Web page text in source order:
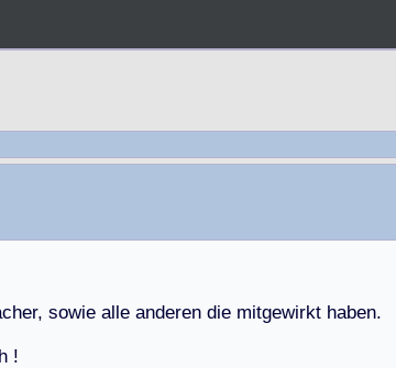
cher, sowie alle anderen die mitgewirkt haben.
h !